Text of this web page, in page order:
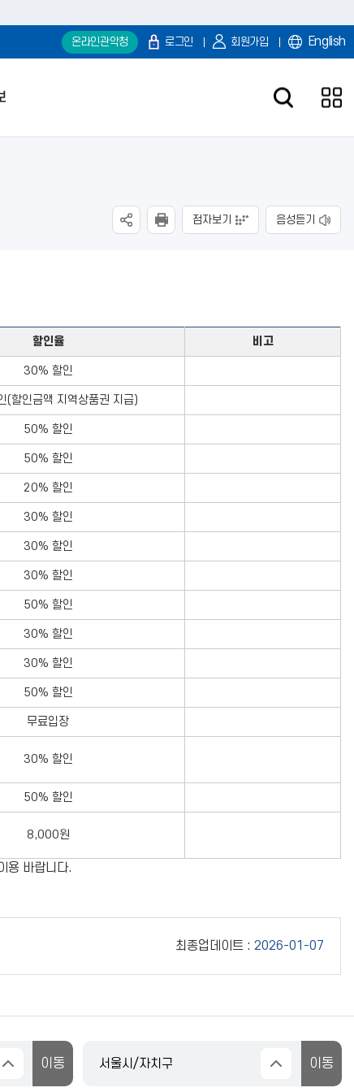
온라인관악청 로그인 회원가입 English
점자보기 음성듣기
할인율 비고
30% 할인
(할인금액 지역상품권 지급)
50% 할인
50% 할인
20% 할인
30% 할인
30% 할인
30% 할인
50% 할인
30% 할인
30% 할인
50% 할인
무료입장
30% 할인
50% 할인
8,000원
용 바랍니다.
최종업데이트 : 2026-01-07